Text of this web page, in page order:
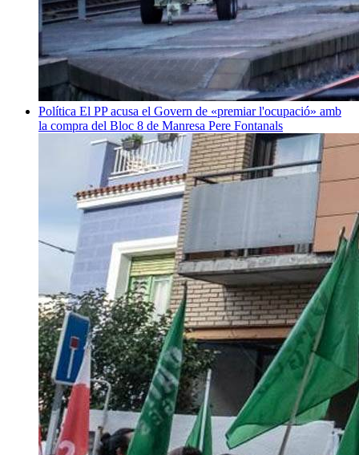
Política El PP acusa el Govern de «premiar l'ocupació» amb
la compra del Bloc 8 de Manresa Pere Fontanals